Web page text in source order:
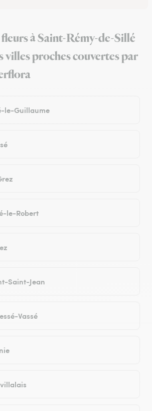
à Saint-Rémy-de-Sillé
villes proches couvertes par
le-Guillaume
le-Robert
Saint-Jean
Vassé